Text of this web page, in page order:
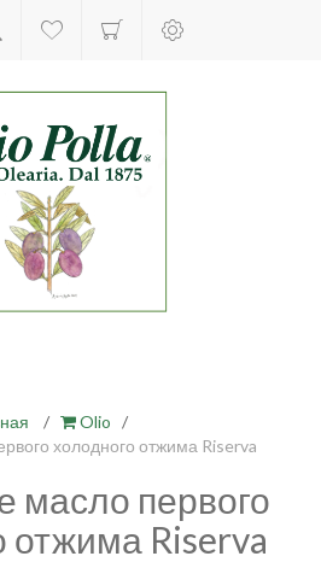
/ Olio /
холодного отжима Riserva
масло первого
отжима Riserva